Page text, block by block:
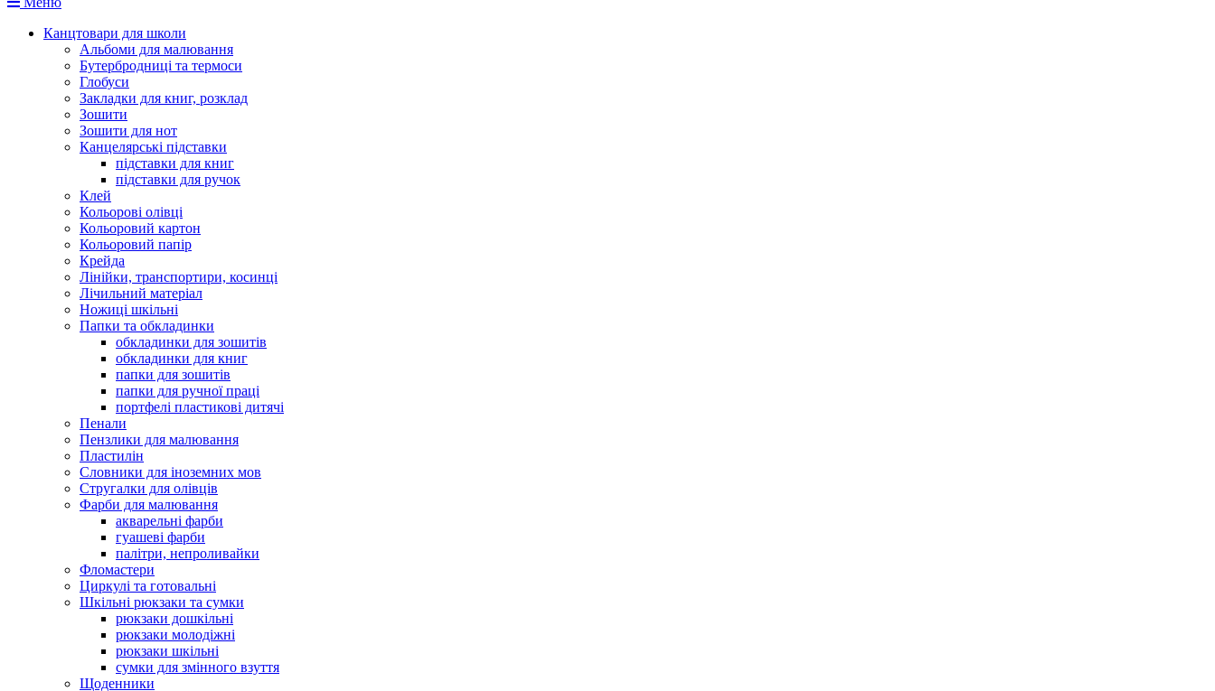
Канцтовари для школи
Альбоми для малювання
Бутербродниці та термоси
Глобуси
Закладки для книг, розклад
Зошити
Зошити для нот
Канцелярські підставки
підставки для книг
підставки для ручок
Клей
Кольорові олівці
Кольоровий картон
Кольоровий папір
Крейда
Лінійки, транспортири, косинці
Лічильний матеріал
Ножиці шкільні
Папки та обкладинки
обкладинки для зошитів
обкладинки для книг
папки для зошитів
папки для ручної праці
портфелі пластикові дитячі
Пенали
Пензлики для малювання
Пластилін
Словники для іноземних мов
Стругалки для олівців
Фарби для малювання
акварельні фарби
гуашеві фарби
палітри, непроливайки
Фломастери
Циркулі та готовальні
Шкільні рюкзаки та сумки
рюкзаки дошкільні
рюкзаки молодіжні
рюкзаки шкільні
сумки для змінного взуття
Щоденники